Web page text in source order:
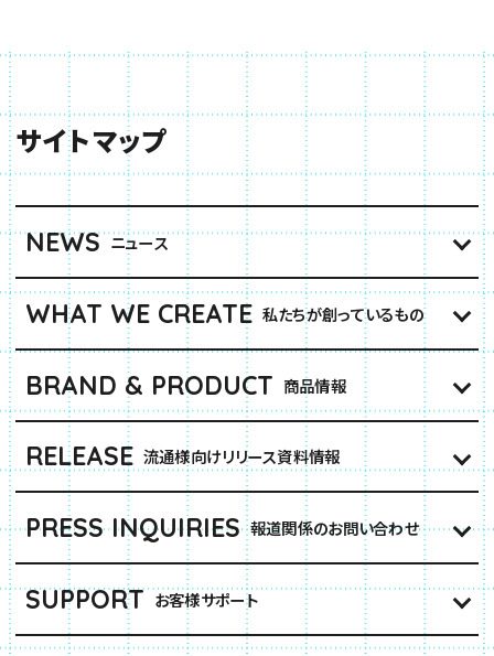
サイトマップ
NEWS ニュース
WHAT WE CREATE 私たちが創っているもの
BRAND & PRODUCT 商品情報
RELEASE 流通様向けリリース資料情報
PRESS INQUIRIES 報道関係のお問い合わせ
SUPPORT お客様サポート